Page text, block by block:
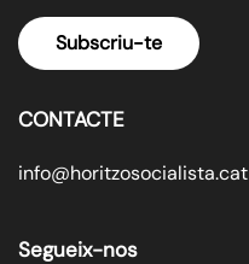
Subscriu-te
CONTACTE
info@horitzosocialista.cat
Segueix-nos